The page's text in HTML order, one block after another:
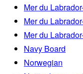
Mer du
Mer du
Mer du
Navy Board
Norwegian